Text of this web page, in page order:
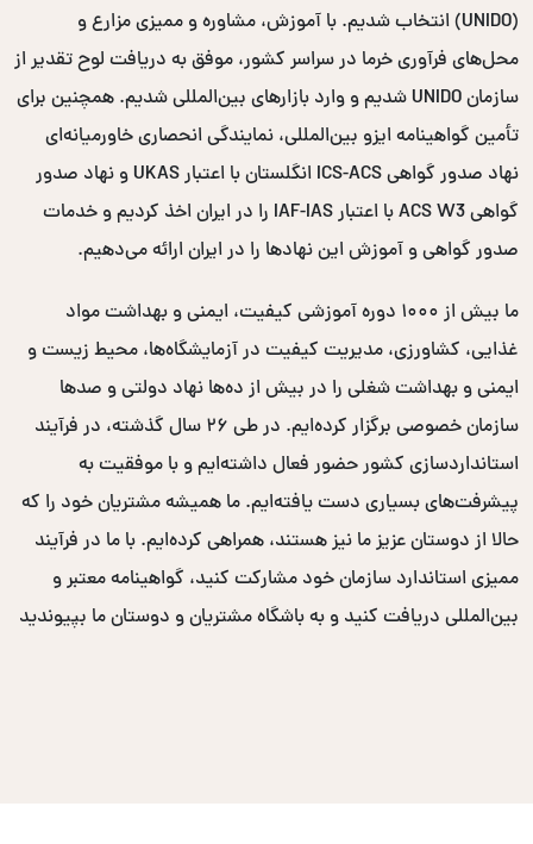
(UNIDO) انتخاب شدیم. با آموزش، مشاوره و ممیزی مزارع و
محل‌های فرآوری خرما در سراسر کشور، موفق به دریافت لوح تقدیر از
سازمان UNIDO شدیم و وارد بازارهای بین‌المللی شدیم. همچنین برای
تأمین گواهینامه ایزو بین‌المللی، نمایندگی انحصاری خاورمیانه‌ای
نهاد صدور گواهی ICS-ACS انگلستان با اعتبار UKAS و نهاد صدور
گواهی ACS W3 با اعتبار IAF-IAS را در ایران اخذ کردیم و خدمات
صدور گواهی و آموزش این نهادها را در ایران ارائه می‌دهیم.
ما بیش از ۱۰۰۰ دوره آموزشی کیفیت، ایمنی و بهداشت مواد
غذایی، کشاورزی، مدیریت کیفیت در آزمایشگاه‌ها، محیط زیست و
ایمنی و بهداشت شغلی را در بیش از ده‌ها نهاد دولتی و صدها
سازمان خصوصی برگزار کرده‌ایم. در طی ۲۶ سال گذشته، در فرآیند
استانداردسازی کشور حضور فعال داشته‌ایم و با موفقیت به
پیشرفت‌های بسیاری دست یافته‌ایم. ما همیشه مشتریان خود را که
حالا از دوستان عزیز ما نیز هستند، همراهی کرده‌ایم. با ما در فرآیند
ممیزی استاندارد سازمان خود مشارکت کنید، گواهینامه معتبر و
بین‌المللی دریافت کنید و به باشگاه مشتریان و دوستان ما بپیوندید